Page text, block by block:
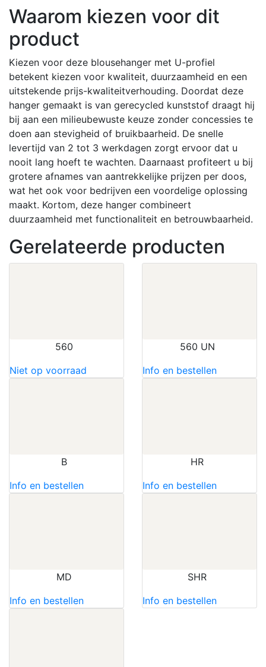
Waarom kiezen voor dit
product
Kiezen voor deze blousehanger met U-profiel
betekent kiezen voor kwaliteit, duurzaamheid en een
uitstekende prijs-kwaliteitverhouding. Doordat deze
hanger gemaakt is van gerecycled kunststof draagt hij
bij aan een milieubewuste keuze zonder concessies te
doen aan stevigheid of bruikbaarheid. De snelle
levertijd van 2 tot 3 werkdagen zorgt ervoor dat u
nooit lang hoeft te wachten. Daarnaast profiteert u bij
grotere afnames van aantrekkelijke prijzen per doos,
wat het ook voor bedrijven een voordelige oplossing
maakt. Kortom, deze hanger combineert
duurzaamheid met functionaliteit en betrouwbaarheid.
Gerelateerde producten
560
Niet op voorraad
560 UN
Info en bestellen
B
Info en bestellen
HR
Info en bestellen
MD
Info en bestellen
SHR
Info en bestellen